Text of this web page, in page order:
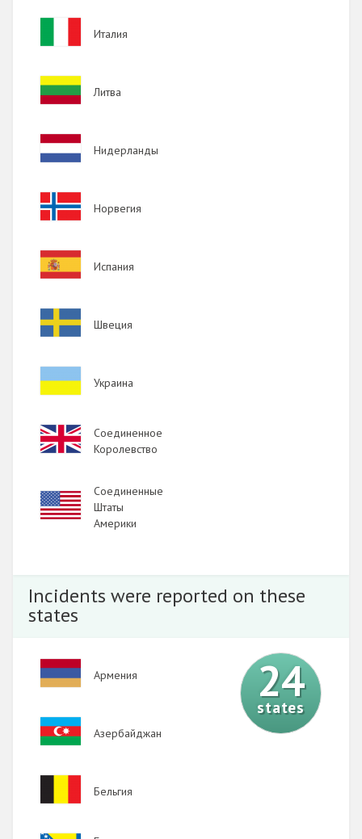
Италия
Image
Литва
Image
Нидерланды
Image
Норвегия
Image
Испания
Image
Швеция
Украина
Image
Соединенное
Королевство
Image
Соединенные
Штаты
Америки
Incidents were reported on these
states
Image
Армения
Image
Азербайджан
Бельгия
24
states